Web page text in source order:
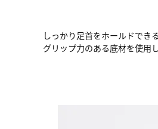
しっかり足首をホールドでき
グリップ力のある底材を使用